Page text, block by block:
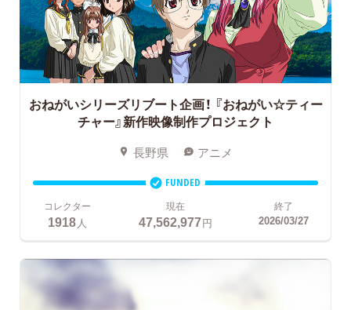
おねがいシリーズリブート企画！ 『おねがい☆ティー
チャー』新作映像制作プロジェクト
長野県 アニメ
FUNDED
コレクター
1918 人
現在
47,562,977円
終了
2026/03/27